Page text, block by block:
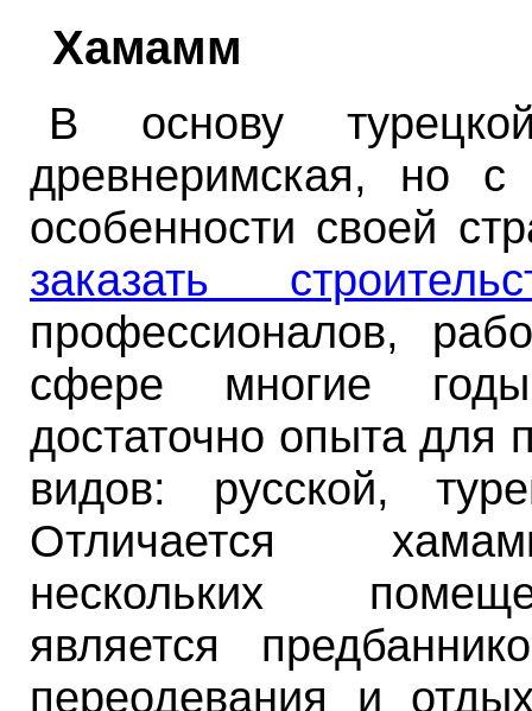
Хамамм
В основу
древнеримская, но с
особенности своей
заказать
профессионалов,
сфере многие
достаточно опыта для
видов: русской,
Отличается
нескольких
является
переодевания и